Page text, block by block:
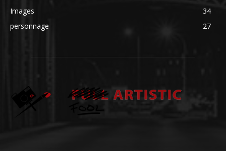
Images
34
personnage
27